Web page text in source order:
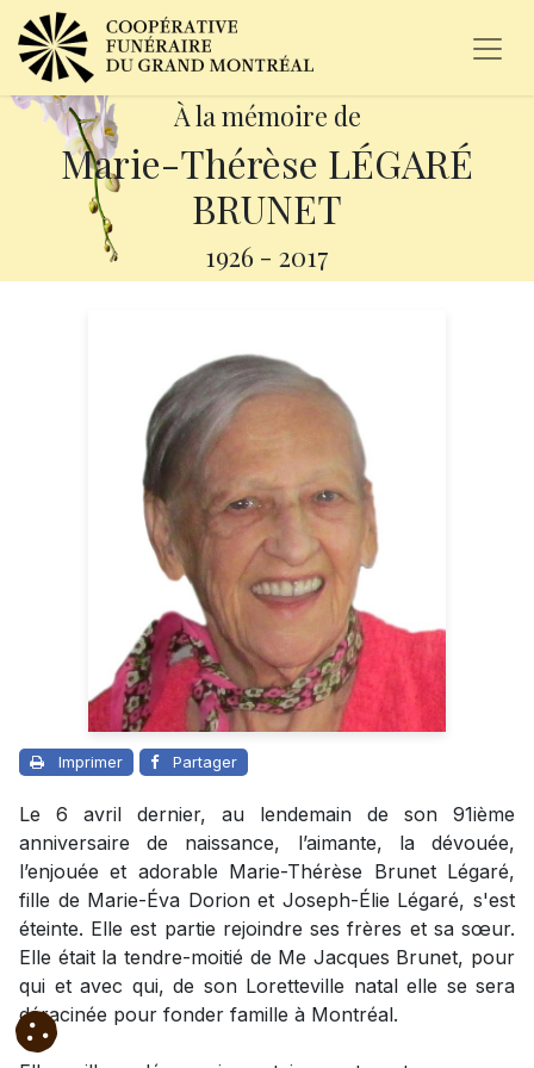
À la mémoire de
Marie-Thérèse LÉGARÉ
BRUNET
1926 - 2017
Imprimer Partager
Le 6 avril dernier, au lendemain de son 91ième
anniversaire de naissance, l’aimante, la dévouée,
l’enjouée et adorable Marie-Thérèse Brunet Légaré,
fille de Marie-Éva Dorion et Joseph-Élie Légaré, s'est
éteinte. Elle est partie rejoindre ses frères et sa sœur.
Elle était la tendre-moitié de Me Jacques Brunet, pour
qui et avec qui, de son Loretteville natal elle se sera
déracinée pour fonder famille à Montréal.